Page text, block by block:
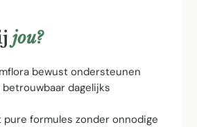
jou?
bewust ondersteunen
dagelijks
pure formules zonder onnodige